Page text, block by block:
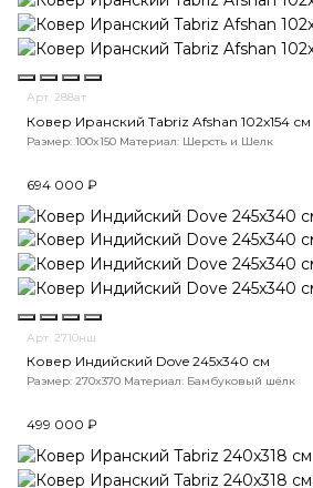
Арт. 288ат
Ковер Иранский Tabriz Afshan 102x154 см
Размер: 100x150 Материал: Шерсть и Шелк
694 000 ₽
Арт. 2710нш
Ковер Индийский Dove 245x340 см
Размер: 270x370 Материал: Бамбуковый шёлк
499 000 ₽